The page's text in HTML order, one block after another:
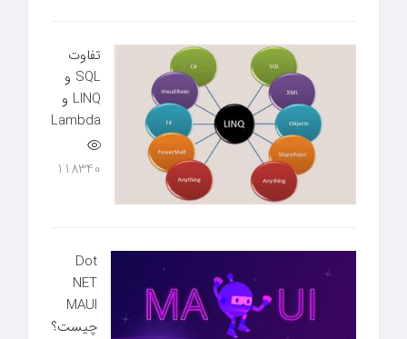
تفاوت
SQL و
LINQ و
Lambda
118340
Dot
NET
MAUI
چیست؟